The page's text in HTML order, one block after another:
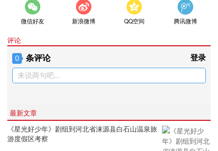
微信好友 新浪微博 QQ空间 腾讯微博
评论
0 条评论 登录
来说两句吧...
最新文章
《星光好少年》剧组到河北省涞源县白石山温泉旅
游度假区考察